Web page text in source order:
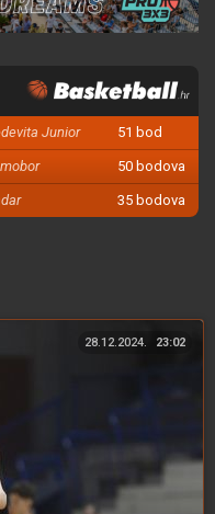
Junior 51 bod
50 bodova
35 bodova
28.12.2024. 23:02